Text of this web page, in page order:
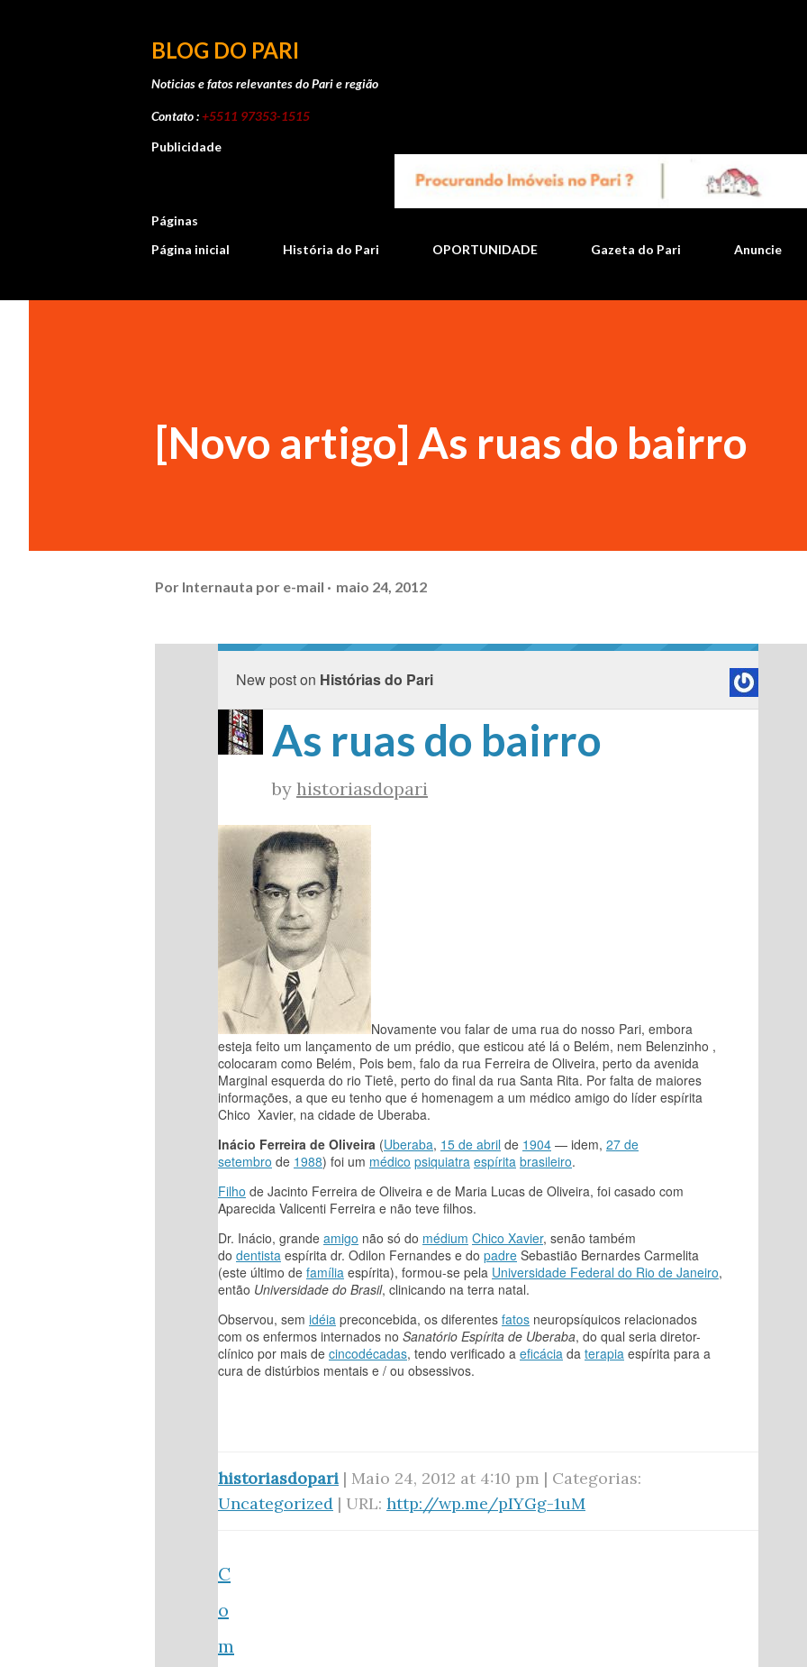
BLOG DO PARI
Noticias e fatos relevantes do Pari e região
Contato :+5511 97353-1515
Publicidade
Páginas
Página inicial
História do Pari OPORTUNIDADE Gazeta do Pari Anuncie
[Novo artigo] As ruas do bairro
Por Internauta por e-mail maio 24, 2012
New post on Histórias do Pari
As ruas do bairro
by historiasdopari
Novamente vou falar de uma rua do nosso Pari, embora
esteja feito um lançamento de um prédio, que esticou até lá o Belém, nem Belenzinho ,
colocaram como Belém, Pois bem, falo da rua Ferreira de Oliveira, perto da avenida
Marginal esquerda do rio Tietê, perto do final da rua Santa Rita. Por falta de maiores
informações, a que eu tenho que é homenagem a um médico amigo do líder espírita
Chico Xavier, na cidade de Uberaba.
Inácio Ferreira de Oliveira (Uberaba, 15 de abril de 1904 — idem, 27 de
setembro de 1988) foi um médico psiquiatra espírita brasileiro.
Filho de Jacinto Ferreira de Oliveira e de Maria Lucas de Oliveira, foi casado com
Aparecida Valicenti Ferreira e não teve filhos.
Dr. Inácio, grande amigo não só do médium Chico Xavier, senão também
do dentista espírita dr. Odilon Fernandes e do padre Sebastião Bernardes Carmelita
(este último de família espírita), formou-se pela Universidade Federal do Rio de Janeiro,
então Universidade do Brasil, clinicando na terra natal.
Observou, sem idéia preconcebida, os diferentes fatos neuropsíquicos relacionados
com os enfermos internados no Sanatório Espírita de Uberaba, do qual seria diretor-
clínico por mais de cincodécadas, tendo verificado a eficácia da terapia espírita para a
cura de distúrbios mentais e / ou obsessivos.
historiasdopari | Maio 24, 2012 at 4:10 pm | Categorias:
Uncategorized | URL: http://wp.me/pIYGg-1uM
C
o
m